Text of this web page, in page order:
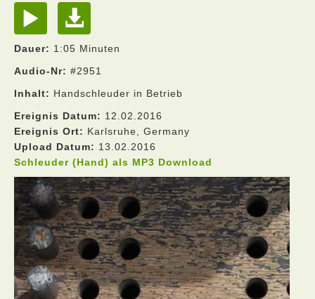
Dauer: 1:05 Minuten
Audio-Nr: #2951
Inhalt: Handschleuder in Betrieb
Ereignis Datum: 12.02.2016
Ereignis Ort: Karlsruhe, Germany
Upload Datum: 13.02.2016
Schleuder (Hand) als MP3 Download